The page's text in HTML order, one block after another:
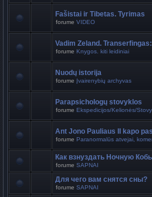
Fašistai ir Tibetas. Tyrimas
forume VIDEO
Vadim Zeland.
forume Knygos. kiti leidiniai
Nuodų istorija
forume Įvairenybių archyvas
Parapsichologų stovyklos
forume Ekspedicijos/Kelionės/
Ant Jono Pauliaus II kapo
forume Paranormalūs atvejai,
Как взнуздать Ночную
forume SAPNAI
Для чего вам снятся сны?
forume SAPNAI